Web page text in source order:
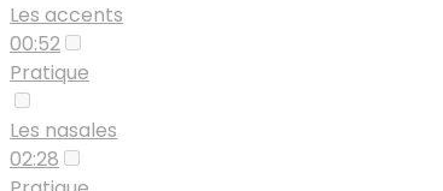
Les accents
00:52
Pratique
Les nasales
02:28